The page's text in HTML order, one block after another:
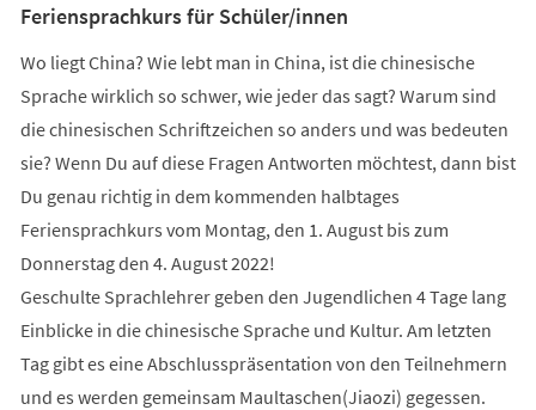
Feriensprachkurs für Schüler/innen
Wo liegt China? Wie lebt man in China, ist die chinesische
Sprache wirklich so schwer, wie jeder das sagt? Warum sind
die chinesischen Schriftzeichen so anders und was bedeuten
sie? Wenn Du auf diese Fragen Antworten möchtest, dann bist
Du genau richtig in dem kommenden halbtages
Feriensprachkurs vom Montag, den 1. August bis zum
Donnerstag den 4. August 2022!
Geschulte Sprachlehrer geben den Jugendlichen 4 Tage lang
Einblicke in die chinesische Sprache und Kultur. Am letzten
Tag gibt es eine Abschlusspräsentation von den Teilnehmern
und es werden gemeinsam Maultaschen(Jiaozi) gegessen.